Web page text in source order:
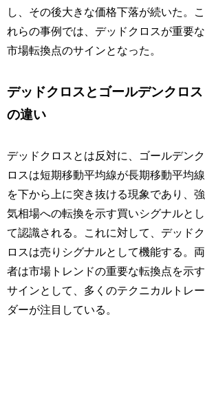
し、その後大きな価格下落が続いた。こ
れらの事例では、デッドクロスが重要な
市場転換点のサインとなった。
デッドクロスとゴールデンクロス
の違い
デッドクロスとは反対に、ゴールデンク
ロスは短期移動平均線が長期移動平均線
を下から上に突き抜ける現象であり、強
気相場への転換を示す買いシグナルとし
て認識される。これに対して、デッドク
ロスは売りシグナルとして機能する。両
者は市場トレンドの重要な転換点を示す
サインとして、多くのテクニカルトレー
ダーが注目している。